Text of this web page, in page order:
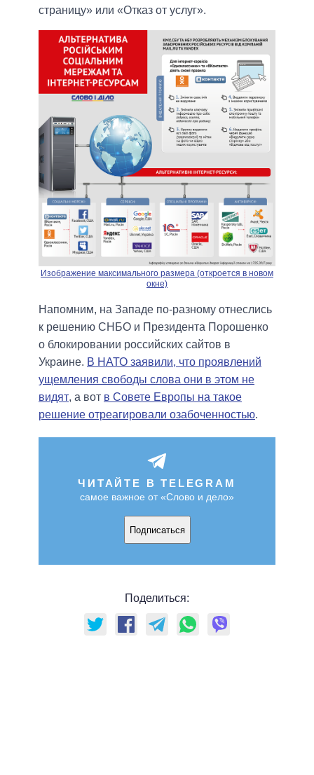
страницу» или «Отказ от услуг».
Изображение максимального размера (откроется в новом
окне)
Напомним, на Западе по-разному отнеслись
к решению СНБО и Президента Порошенко
о блокировании российских сайтов в
Украине. В НАТО заявили, что проявлений
ущемления свободы слова они в этом не
видят, а вот в Совете Европы на такое
решение отреагировали озабоченностью.
ЧИТАЙТЕ В TELEGRAM
самое важное от «Слово и дело»
Подписаться
Поделиться: